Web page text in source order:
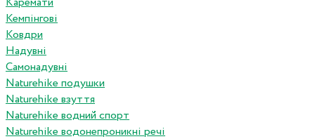
Кемпінгові
Ковдри
Надувні
Самонадувні
Naturehike подушки
Naturehike взуття
Naturehike водний спорт
Naturehike водонепроникні речі